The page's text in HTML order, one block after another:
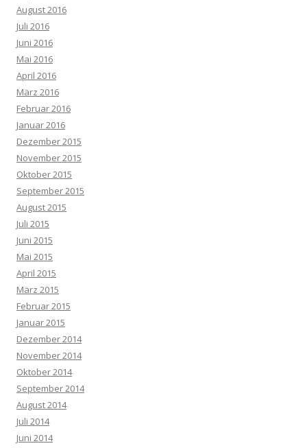
August 2016
Juli 2016
Juni 2016
Mai 2016
April 2016
März 2016
Februar 2016
Januar 2016
Dezember 2015
November 2015
Oktober 2015
September 2015
August 2015
Juli 2015
Juni 2015
Mai 2015
April 2015
März 2015
Februar 2015
Januar 2015
Dezember 2014
November 2014
Oktober 2014
September 2014
August 2014
Juli 2014
Juni 2014